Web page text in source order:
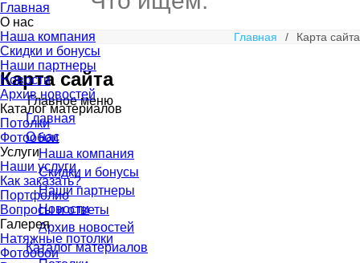
Главная
О нас
Наша компания
Скидки и бонусы
Наши партнеры
Новости
Архив новостей
Каталог материалов
Потолки
Фотообои
Услуги
Наши услуги
Как заказать?
Портфолио
Вопросы и ответы
Галерея
Натяжные потолки
Фотообои
Главная / Карта сайта
Карта сайта
Главное меню
Главная
О нас
Наша компания
Скидки и бонусы
Наши партнеры
Новости
Архив новостей
Каталог материалов